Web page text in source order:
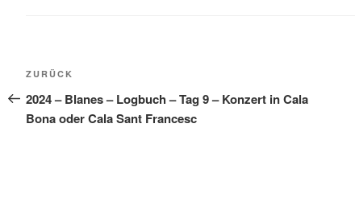
Beitragsnavigation
Vorheriger
Beitrag
ZURÜCK
2024 – Blanes – Logbuch – Tag 9 – Konzert in Cala
Bona oder Cala Sant Francesc